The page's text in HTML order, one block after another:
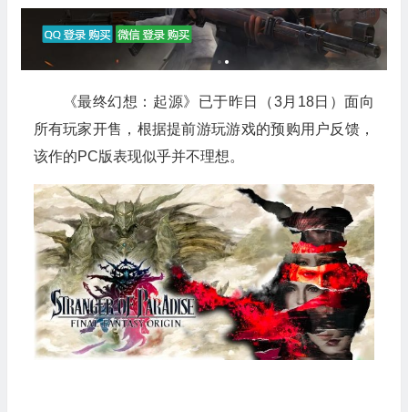
《最终幻想：起源》已于昨日（3月18日）面向
所有玩家开售，根据提前游玩游戏的预购用户反馈，
该作的PC版表现似乎并不理想。